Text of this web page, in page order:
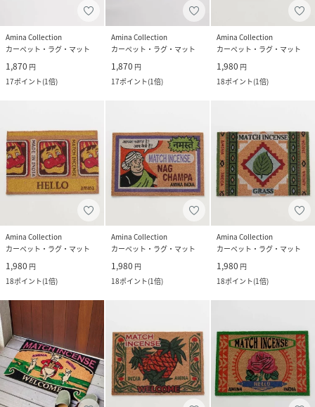
Amina Collection
カーペット・ラグ・マット
1,870 円
17ポイント(1倍)
Amina Collection
カーペット・ラグ・マット
1,870 円
17ポイント(1倍)
Amina Collection
カーペット・ラグ・マット
1,980 円
18ポイント(1倍)
Amina Collection
カーペット・ラグ・マット
1,980 円
18ポイント(1倍)
Amina Collection
カーペット・ラグ・マット
1,980 円
18ポイント(1倍)
Amina Collection
カーペット・ラグ・マット
1,980 円
18ポイント(1倍)